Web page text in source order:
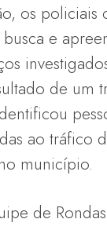
os policiais
e
de um
ao tráfico
município.
de Rondas